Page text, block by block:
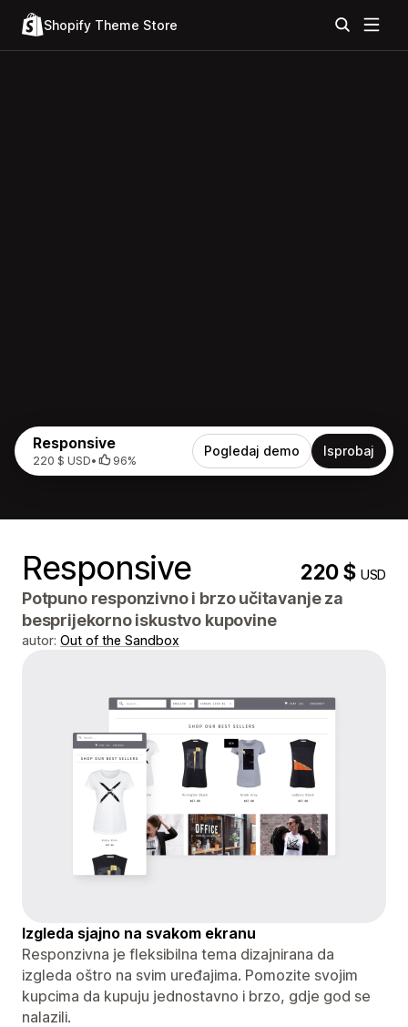
Shopify Theme Store
Responsive
220 $ USD• 96%
Pogledaj demo Isprobaj
Responsive 220 $USD
Potpuno responzivno i brzo učitavanje za
besprijekorno iskustvo kupovine
autor: Out of the Sandbox
Izgleda sjajno na svakom ekranu
Responzivna je fleksibilna tema dizajnirana da
izgleda oštro na svim uređajima. Pomozite svojim
kupcima da kupuju jednostavno i brzo, gdje god se
nalazili.